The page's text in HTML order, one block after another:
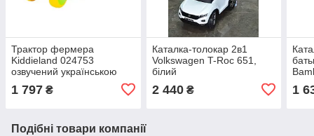
Трактор фермера
Kiddieland 024753
озвучений українською
1 797 ₴
Каталка-толокар 2в1
Volkswagen T-Roc 651,
білий
2 440₴ 1
Подібні товари компанії